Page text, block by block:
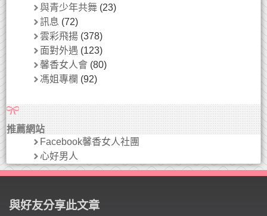
與青少年共舞 (23)
訊息 (72)
雲彩飛揚 (378)
面對外遇 (123)
馨香女人會 (80)
馮姐專欄 (92)
推薦網站
Facebook馨香女人社團
心好男人
與好友分享此文章